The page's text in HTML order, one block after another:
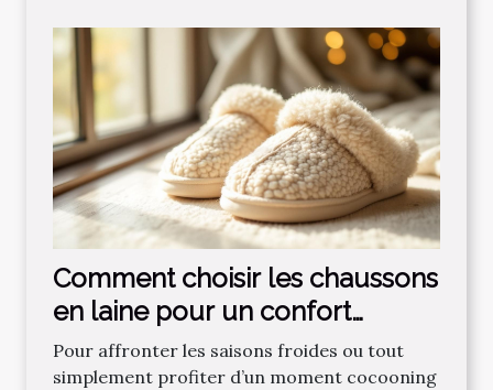
Comment choisir les chaussons
en laine pour un confort
optimal ?
Pour affronter les saisons froides ou tout
simplement profiter d’un moment cocooning